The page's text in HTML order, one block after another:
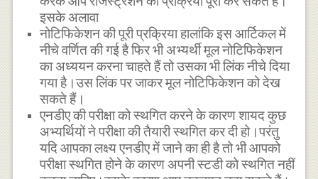
इसके अलावा
नोटिफिकेशन की पूरी प्रक्रिया हालांकि इस आर्टिकल में
नीचे वर्णित की गई है फिर भी अभ्यर्थी मूल नोटिफिकेशन
का अध्ययन करना चाहते हैं तो उसका भी लिंक नीचे दिया
गया है।उस लिंक पर जाकर मूल नोटिफिकेशन को देख
सकते हैं।
एनडीए की परीक्षा को स्थगित करने के कारण शायद कुछ
अभ्यर्थियों ने परीक्षा की तैयारी स्थगित कर दी हो।परंतु
यदि आपका लक्ष्य एनडीए में जाने का ही है तो भी आपको
परीक्षा स्थगित होने के कारण अपनी स्टडी को स्थगित नहीं